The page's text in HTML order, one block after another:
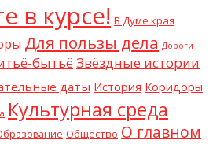
в курсе! В Думе края
Для пользы дела Дороги
бытьё Звёздные истории
даты История Коридоры
Культурная среда
Общество О главном